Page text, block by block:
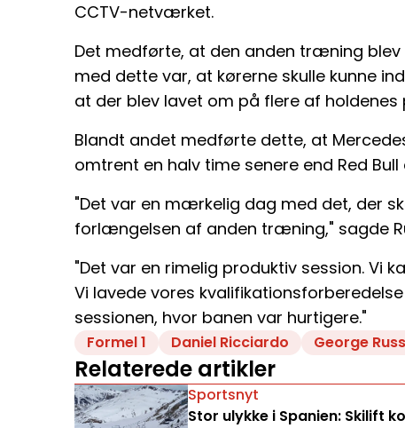
CCTV-netværket.
Det medførte, at den anden træning
med dette var, at kørerne skulle kunne
at der blev lavet om på flere af holdenes
Blandt andet medførte dette, at
omtrent en halv time senere end Red Bull
"Det var en mærkelig dag med det, der
forlængelsen af anden træning," sagde
"Det var en rimelig produktiv session. Vi
Vi lavede vores
sessionen, hvor banen var hurtigere."
Formel 1 Daniel Ricciardo George
Relaterede artikler
Sportsnyt
Stor ulykke i Spanien: Skilift